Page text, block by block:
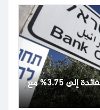
بنك إسرائيل يخفض أسعار الفائدة إلى 3.75% مع